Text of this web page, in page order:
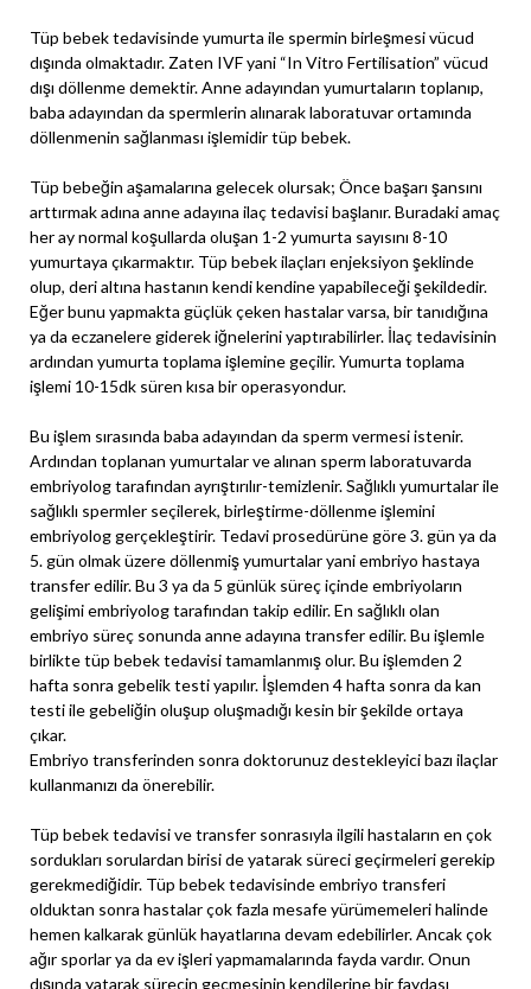
Tüp bebek tedavisinde yumurta ile spermin birleşmesi vücud
dışında olmaktadır. Zaten IVF yani “In Vitro Fertilisation” vücud
dışı döllenme demektir. Anne adayından yumurtaların toplanıp,
baba adayından da spermlerin alınarak laboratuvar ortamında
döllenmenin sağlanması işlemidir tüp bebek.
Tüp bebeğin aşamalarına gelecek olursak; Önce başarı şansını
arttırmak adına anne adayına ilaç tedavisi başlanır. Buradaki amaç
her ay normal koşullarda oluşan 1-2 yumurta sayısını 8-10
yumurtaya çıkarmaktır. Tüp bebek ilaçları enjeksiyon şeklinde
olup, deri altına hastanın kendi kendine yapabileceği şekildedir.
Eğer bunu yapmakta güçlük çeken hastalar varsa, bir tanıdığına
ya da eczanelere giderek iğnelerini yaptırabilirler. İlaç tedavisinin
ardından yumurta toplama işlemine geçilir. Yumurta toplama
işlemi 10-15dk süren kısa bir operasyondur.
Bu işlem sırasında baba adayından da sperm vermesi istenir.
Ardından toplanan yumurtalar ve alınan sperm laboratuvarda
embriyolog tarafından ayrıştırılır-temizlenir. Sağlıklı yumurtalar ile
sağlıklı spermler seçilerek, birleştirme-döllenme işlemini
embriyolog gerçekleştirir. Tedavi prosedürüne göre 3. gün ya da
5. gün olmak üzere döllenmiş yumurtalar yani embriyo hastaya
transfer edilir. Bu 3 ya da 5 günlük süreç içinde embriyoların
gelişimi embriyolog tarafından takip edilir. En sağlıklı olan
embriyo süreç sonunda anne adayına transfer edilir. Bu işlemle
birlikte tüp bebek tedavisi tamamlanmış olur. Bu işlemden 2
hafta sonra gebelik testi yapılır. İşlemden 4 hafta sonra da kan
testi ile gebeliğin oluşup oluşmadığı kesin bir şekilde ortaya
çıkar.
Embriyo transferinden sonra doktorunuz destekleyici bazı ilaçlar
kullanmanızı da önerebilir.
Tüp bebek tedavisi ve transfer sonrasıyla ilgili hastaların en çok
sordukları sorulardan birisi de yatarak süreci geçirmeleri gerekip
gerekmediğidir. Tüp bebek tedavisinde embriyo transferi
olduktan sonra hastalar çok fazla mesafe yürümemeleri halinde
hemen kalkarak günlük hayatlarına devam edebilirler. Ancak çok
ağır sporlar ya da ev işleri yapmamalarında fayda vardır. Onun
dışında yatarak sürecin geçmesinin kendilerine bir faydası